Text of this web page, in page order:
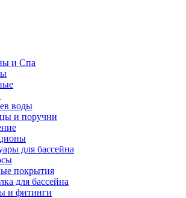
и Спа
воды
и поручни
для бассейна
покрытия
для бассейна
и фитинги